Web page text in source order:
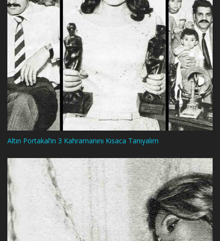
Altın Portakal’ın 3 Kahramanını Kısaca Tanıyalım